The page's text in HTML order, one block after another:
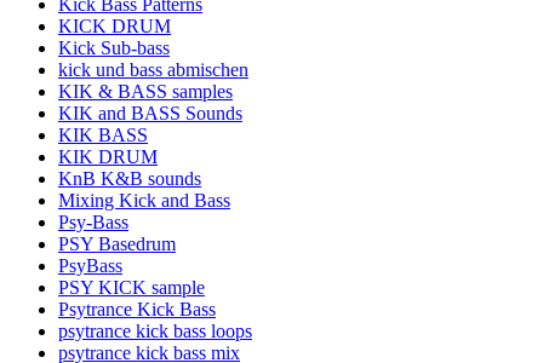
Kick Bass Patterns
KICK DRUM
Kick Sub-bass
kick und bass abmischen
KIK & BASS samples
KIK and BASS Sounds
KIK BASS
KIK DRUM
KnB K&B sounds
Mixing Kick and Bass
Psy-Bass
PSY Basedrum
PsyBass
PSY KICK sample
Psytrance Kick Bass
psytrance kick bass loops
psytrance kick bass mix